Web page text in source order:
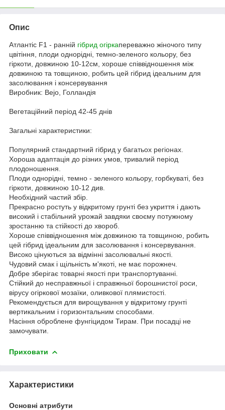
Опис
Атлантіс F1 - ранній гібрид огіркапереважно жіночого типу
цвітіння, плоди однорідні, темно-зеленого кольору, без
гіркоти, довжиною 10-12см, хороше співвідношення між
довжиною та товщиною, робить цей гібрид ідеальним для
засолювання і консервування
Виробник: Bejo, Голландія
Вегетаційний період 42-45 днів
Загальні характеристики:
Популярний стандартний гібрид у багатьох регіонах.
Хороша адаптація до різних умов, тривалий період
плодоношення.
Плоди однорідні, темно - зеленого кольору, горбкуваті, без
гіркоти, довжиною 10-12 див.
Необхідний частий збір.
Прекрасно ростуть у відкритому грунті без укриття і дають
високий і стабільний урожай завдяки своєму потужному
зростанню та стійкості до хвороб.
Хороше співвідношення між довжиною та товщиною, робить
цей гібрид ідеальним для засолювання і консервування.
Високо цінуються за відмінні засолювальні якості.
Чудовий смак і щільність м'якоті, не має порожнеч.
Добре зберігає товарні якості при транспортуванні.
Стійкий до несправжньої і справжньої борошнистої роси,
вірусу огіркової мозаїки, оливкової плямистості.
Рекомендується для вирощування у відкритому грунті
вертикальним і горизонтальним способами.
Насіння оброблене фунгіцидом Тирам. При посадці не
замочувати.
Приховати
Характеристики
Основні атрибути